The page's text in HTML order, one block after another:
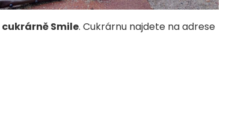
cukrárně Smile. Cukrárnu najdete na adrese